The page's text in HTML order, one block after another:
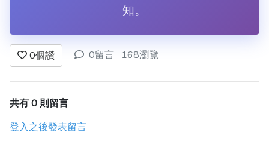
知。
0個讚 0留言 168瀏覽
共有 0 則留言
登入之後發表留言